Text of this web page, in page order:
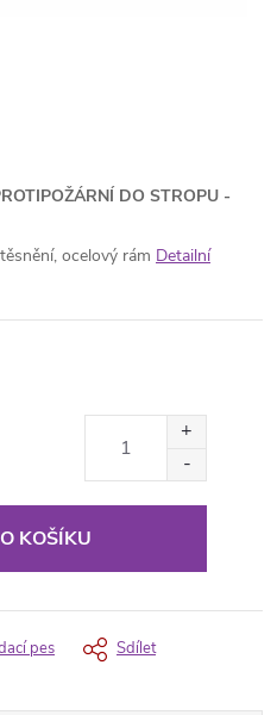
DO STROPU -
ocelový rám Detailní
KOŠÍKU
pes Sdílet